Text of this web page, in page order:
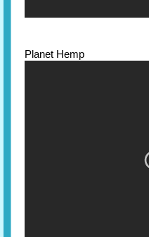
Planet Hemp